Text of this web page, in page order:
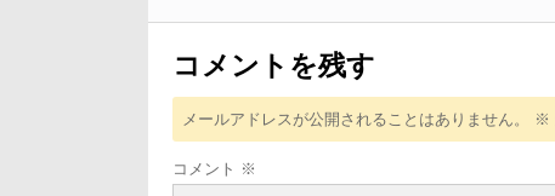
コメントを残す
メールアドレスが公開されることはありません。 ※
コメント ※